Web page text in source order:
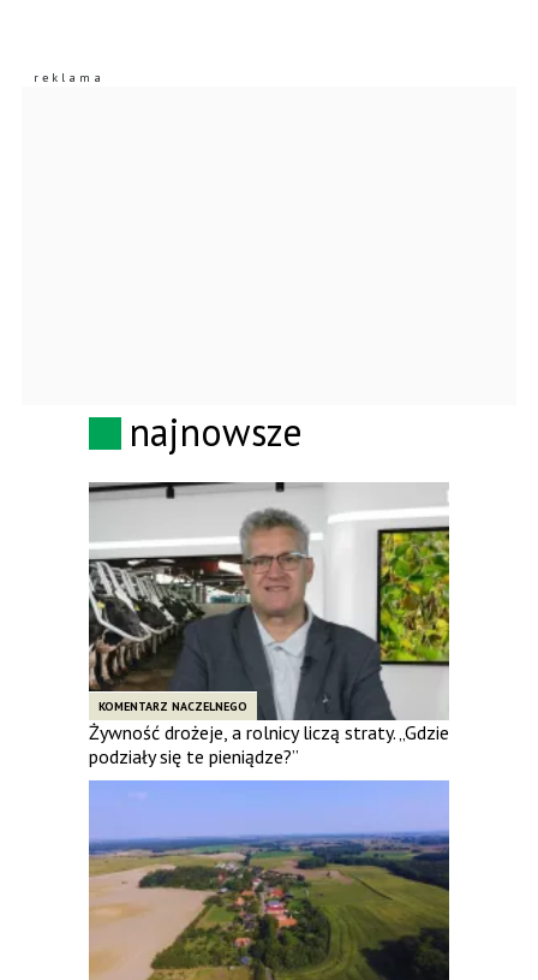
najnowsze
KOMENTARZ NACZELNEGO
Żywność drożeje, a rolnicy liczą straty. „Gdzie
podziały się te pieniądze?”